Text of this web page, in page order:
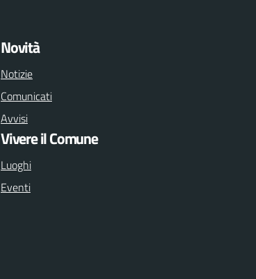
Novità
Notizie
Comunicati
Avvisi
Vivere il Comune
Luoghi
Eventi